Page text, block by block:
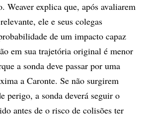
Weaver explica que, após avaliarem
ele e seus colegas
de um impacto capaz
em sua trajetória original é menor
a sonda deve passar por uma
a Caronte. Se não surgirem
perigo, a sonda deverá seguir o
antes de o risco de colisões ter